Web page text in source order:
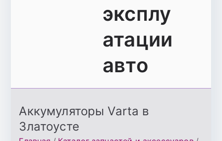
эксплу
атации
авто
Аккумуляторы Varta в
Златоусте